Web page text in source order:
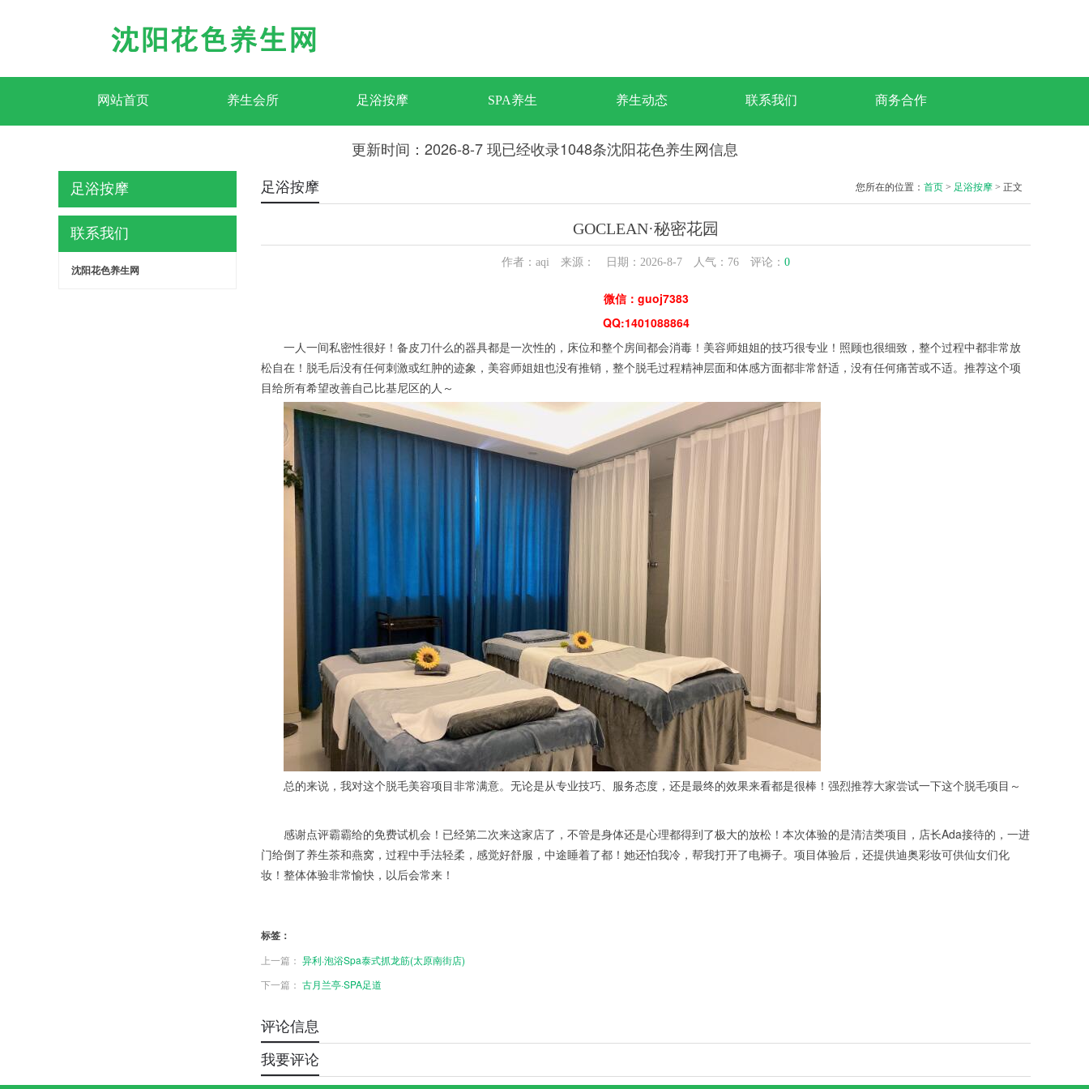
网站首页 养生会所 足浴按摩 SPA养生 养生动态 联系我们 商务合作
更新时间：2026-8-7 现已经收录1048条沈阳花色养生网信息
足浴按摩
联系我们
沈阳花色养生网
足浴按摩 您所在的位置： 首页 > 足浴按摩 > 正文
GOCLEAN·秘密花园
作者：aqi 来源： 日期：2026-8-7 人气： 76 评论： 0
微信：guoj7383
QQ:1401088864
一人一间私密性很好！备皮刀什么的器具都是一次性的，床位和整个房间都会消毒！美容师姐姐的技巧很专业！照顾也很细致，整个过程中都非常放
松自在！脱毛后没有任何刺激或红肿的迹象，美容师姐姐也没有推销，整个脱毛过程精神层面和体感方面都非常舒适，没有任何痛苦或不适。推荐这个项
目给所有希望改善自己比基尼区的人～
总的来说，我对这个脱毛美容项目非常满意。无论是从专业技巧、服务态度，还是最终的效果来看都是很棒！强烈推荐大家尝试一下这个脱毛项目～
感谢点评霸霸给的免费试机会！已经第二次来这家店了，不管是身体还是心理都得到了极大的放松！本次体验的是清洁类项目，店长Ada接待的，一进
门给倒了养生茶和燕窝，过程中手法轻柔，感觉好舒服，中途睡着了都！她还怕我冷，帮我打开了电褥子。项目体验后，还提供迪奥彩妆可供仙女们化
妆！整体体验非常愉快，以后会常来！
标签：
上一篇： 异利·泡浴Spa泰式抓龙筋(太原南街店)
下一篇： 古月兰亭·SPA足道
评论信息
我要评论